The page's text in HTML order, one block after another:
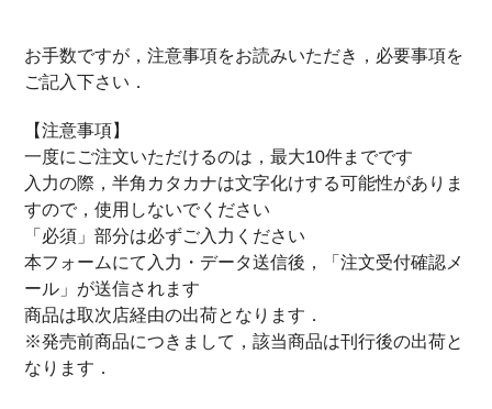
お手数ですが，注意事項をお読みいただき，必要事項を
ご記入下さい．
【注意事項】
一度にご注文いただけるのは，最大10件までです
入力の際，半角カタカナは文字化けする可能性がありま
すので，使用しないでください
「必須」部分は必ずご入力ください
本フォームにて入力・データ送信後，「注文受付確認メ
ール」が送信されます
商品は取次店経由の出荷となります．
※発売前商品につきまして，該当商品は刊行後の出荷と
なります．